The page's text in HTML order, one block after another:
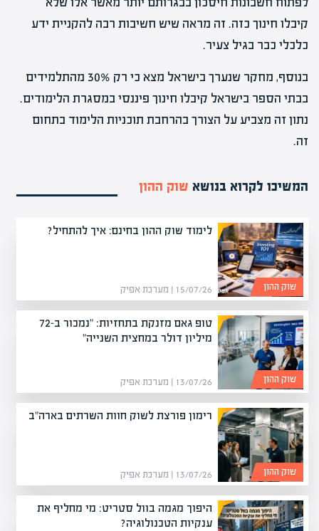
קיבלו חינוך כזה. זה מראה שיש חשיבות רבה להקניית ידע
כלכלי כבר בגיל צעיר.
בנוסף, מחקר שנערך בישראל מצא כי רק 30% מהתלמידים
בבתי הספר בישראל קיבלו חינוך פיננסי במסגרת הלימודים.
נתון זה מצביע על הצורך בהרחבת תוכניות הלימוד בתחום
זה.
המשיכו לקרוא בנושא שוק ההון
לימוד שוק ההון בחינם: איך להתחיל?
15/07/26 | מערכת אפיק שוק ההון
טופ גאם מזנקת בתחזיות: "נמכור ב-72
מיליון דולר במחצית השנייה"
13/07/26 | מערכת אפיק שוק ההון
רימון פורצת לשוק חוות השרתים בארה"ב
13/07/26 | מערכת אפיק שוק ההון
היפוך מגמה בוול סטריט: מי מחליף את
ענקיות הטכנולוגיה?